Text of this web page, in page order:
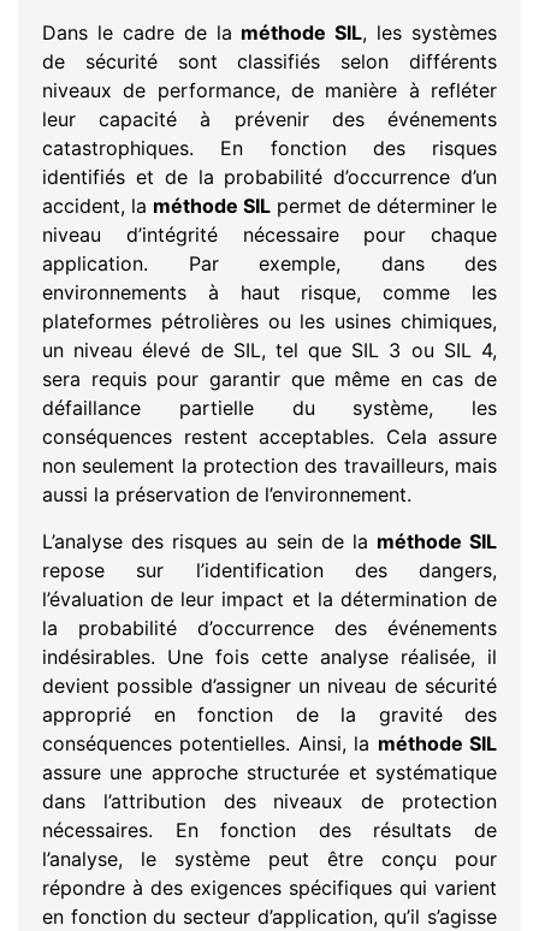
Dans le cadre de la méthode SIL, les systèmes
de sécurité sont classifiés selon différents
niveaux de performance, de manière à refléter
leur capacité à prévenir des événements
catastrophiques. En fonction des risques
identifiés et de la probabilité d’occurrence d’un
accident, la méthode SIL permet de déterminer le
niveau d’intégrité nécessaire pour chaque
application. Par exemple, dans des
environnements à haut risque, comme les
plateformes pétrolières ou les usines chimiques,
un niveau élevé de SIL, tel que SIL 3 ou SIL 4,
sera requis pour garantir que même en cas de
défaillance partielle du système, les
conséquences restent acceptables. Cela assure
non seulement la protection des travailleurs, mais
aussi la préservation de l’environnement.
L’analyse des risques au sein de la méthode SIL
repose sur l’identification des dangers,
l’évaluation de leur impact et la détermination de
la probabilité d’occurrence des événements
indésirables. Une fois cette analyse réalisée, il
devient possible d’assigner un niveau de sécurité
approprié en fonction de la gravité des
conséquences potentielles. Ainsi, la méthode SIL
assure une approche structurée et systématique
dans l’attribution des niveaux de protection
nécessaires. En fonction des résultats de
l’analyse, le système peut être conçu pour
répondre à des exigences spécifiques qui varient
en fonction du secteur d’application, qu’il s’agisse